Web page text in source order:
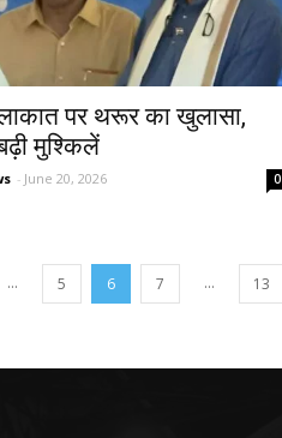
पर थरूर का खुलासा,
मुश्किलें
- June 20, 2026 0
... 5 6 7 ... 13